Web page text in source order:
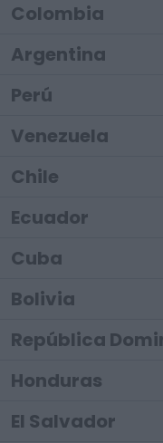
Colombia
Argentina
Perú
Venezuela
Chile
Ecuador
Cuba
Bolivia
República
Honduras
El Salvador